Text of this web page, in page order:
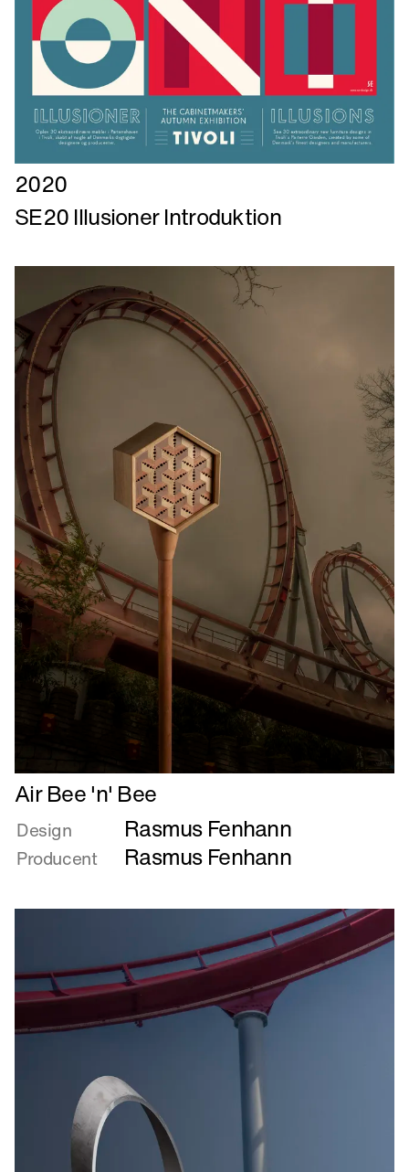
Læs
mere
om
Illusioner
Introduktion
2020
SE20 Illusioner Introduktion
Læs
mere
om
Air
Bee
Bee
Air Bee 'n' Bee
Design Rasmus Fenhann
Producent Rasmus Fenhann